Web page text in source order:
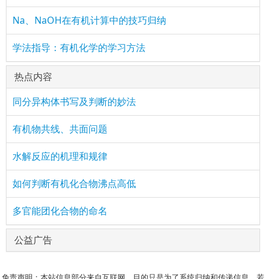
Na、NaOH在有机计算中的技巧归纳
学法指导：有机化学的学习方法
热点内容
同分异构体书写及判断的妙法
有机物共线、共面问题
水解反应的机理和规律
如何判断有机化合物沸点高低
多官能团化合物的命名
公益广告